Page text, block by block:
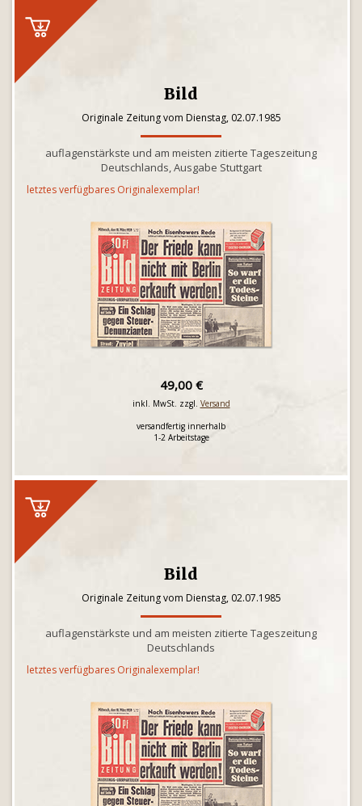
Bild
Originale Zeitung vom Dienstag, 02.07.1985
auflagenstärkste und am meisten zitierte Tageszeitung
Deutschlands, Ausgabe Stuttgart
letztes verfügbares Originalexemplar!
49,00 €
inkl. MwSt. zzgl. Versand
versandfertig innerhalb
1-2 Arbeitstage
Bild
Originale Zeitung vom Dienstag, 02.07.1985
auflagenstärkste und am meisten zitierte Tageszeitung
Deutschlands
letztes verfügbares Originalexemplar!